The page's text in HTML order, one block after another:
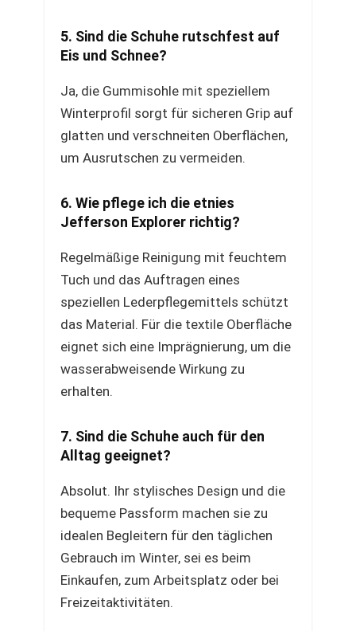
5. Sind die Schuhe rutschfest auf
Eis und Schnee?
Ja, die Gummisohle mit speziellem
Winterprofil sorgt für sicheren Grip auf
glatten und verschneiten Oberflächen,
um Ausrutschen zu vermeiden.
6. Wie pflege ich die etnies
Jefferson Explorer richtig?
Regelmäßige Reinigung mit feuchtem
Tuch und das Auftragen eines
speziellen Lederpflegemittels schützt
das Material. Für die textile Oberfläche
eignet sich eine Imprägnierung, um die
wasserabweisende Wirkung zu
erhalten.
7. Sind die Schuhe auch für den
Alltag geeignet?
Absolut. Ihr stylisches Design und die
bequeme Passform machen sie zu
idealen Begleitern für den täglichen
Gebrauch im Winter, sei es beim
Einkaufen, zum Arbeitsplatz oder bei
Freizeitaktivitäten.